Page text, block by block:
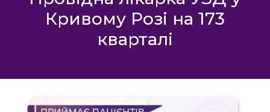
Кривому Розі на 173
кварталі